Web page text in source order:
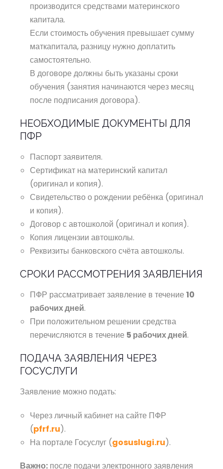
производится средствами материнского
капитала.
Если стоимость обучения превышает сумму
маткапитала, разницу нужно доплатить
самостоятельно.
В договоре должны быть указаны сроки
обучения (занятия начинаются через месяц
после подписания договора).
НЕОБХОДИМЫЕ ДОКУМЕНТЫ ДЛЯ
ПФР
Паспорт заявителя.
Сертификат на материнский капитал
(оригинал и копия).
Свидетельство о рождении ребёнка (оригинал
и копия).
Договор с автошколой (оригинал и копия).
Копия лицензии автошколы.
Реквизиты банковского счёта автошколы.
СРОКИ РАССМОТРЕНИЯ ЗАЯВЛЕНИЯ
ПФР рассматривает заявление в течение 10
рабочих дней.
При положительном решении средства
перечисляются в течение 5 рабочих дней.
ПОДАЧА ЗАЯВЛЕНИЯ ЧЕРЕЗ
ГОСУСЛУГИ
Заявление можно подать:
Через личный кабинет на сайте ПФР
(pfrf.ru).
На портале Госуслуг (gosuslugi.ru).
Важно: после подачи электронного заявления